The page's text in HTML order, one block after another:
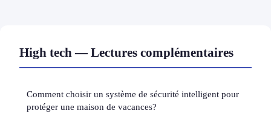
High tech — Lectures complémentaires
Comment choisir un système de sécurité intelligent pour
protéger une maison de vacances?